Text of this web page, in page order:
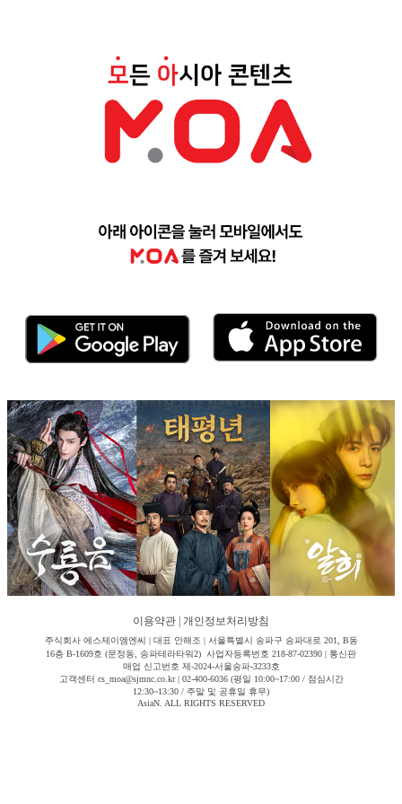
이용약관 개인정보처리방침
주식회사 에스제이엠엔씨 | 대표 안해조 | 서울특별시 송파구 송파대로 201, B동
16층 B-1609호 (문정동, 송파테라타워2) 사업자등록번호 218-87-02390 | 통신판
매업 신고번호 제-2024-서울송파-3233호
고객센터 cs_moa@sjmnc.co.kr | 02-400-6036 (평일 10:00~17:00 / 점심시간
12:30~13:30 / 주말 및 공휴일 휴무)
AsiaN. ALL RIGHTS RESERVED